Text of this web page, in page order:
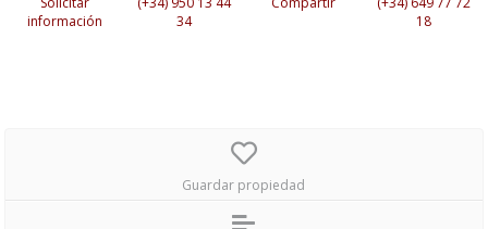
información
34
18
Guardar propiedad